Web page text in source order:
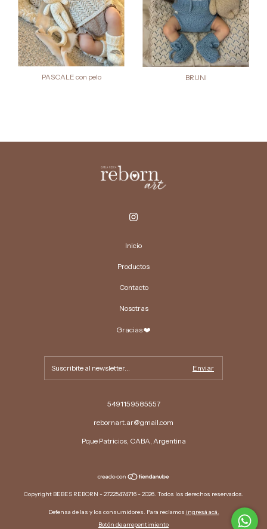
PASCALE con pelo BRUNI
Inicio
Productos
Contacto
Nosotras
Gracias ❤️
5491159585557
rebornart.ar@gmail.com
Pque Patricios, CABA, Argentina
Copyright BEBES REBORN - 27225474716 - 2026. Todos los derechos reservados.
Defensa de las y los consumidores. Para reclamos ingresá acá.
Botón de arrepentimiento